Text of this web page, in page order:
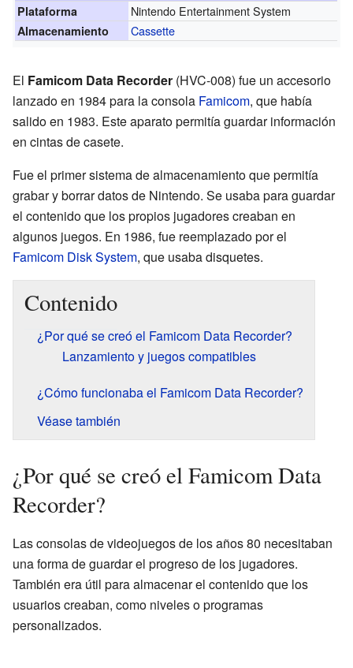
Plataforma
Nintendo Entertainment System
Almacenamiento Cassette
El Famicom Data Recorder (HVC-008) fue un accesorio
lanzado en 1984 para la consola Famicom, que había
salido en 1983. Este aparato permitía guardar información
en cintas de casete.
Fue el primer sistema de almacenamiento que permitía
grabar y borrar datos de Nintendo. Se usaba para guardar
el contenido que los propios jugadores creaban en
algunos juegos. En 1986, fue reemplazado por el
Famicom Disk System, que usaba disquetes.
Contenido
¿Por qué se creó el Famicom Data Recorder?
Lanzamiento y juegos compatibles
¿Cómo funcionaba el Famicom Data Recorder?
Véase también
¿Por qué se creó el Famicom Data
Recorder?
Las consolas de videojuegos de los años 80 necesitaban
una forma de guardar el progreso de los jugadores.
También era útil para almacenar el contenido que los
usuarios creaban, como niveles o programas
personalizados.